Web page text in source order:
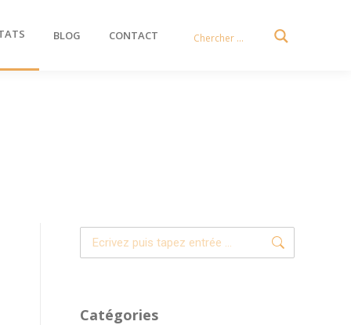
BLOG CONTACT
Recherche
:
Catégories